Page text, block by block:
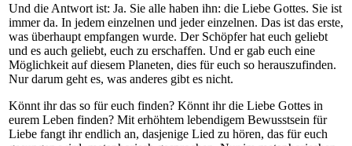
Und die Antwort ist: Ja. Sie alle haben ihn: die Liebe Gottes. Sie ist
immer da. In jedem einzelnen und jeder einzelnen. Das ist das erste,
was überhaupt empfangen wurde. Der Schöpfer hat euch geliebt
und es auch geliebt, euch zu erschaffen. Und er gab euch eine
Möglichkeit auf diesem Planeten, dies für euch so herauszufinden.
Nur darum geht es, was anderes gibt es nicht.
Könnt ihr das so für euch finden? Könnt ihr die Liebe Gottes in
eurem Leben finden? Mit erhöhtem lebendigem Bewusstsein für
Liebe fangt ihr endlich an, dasjenige Lied zu hören, das für euch